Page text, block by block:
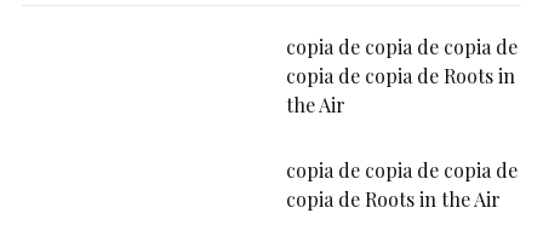
copia de copia de copia de
copia de copia de Roots in
the Air
copia de copia de copia de
copia de Roots in the Air